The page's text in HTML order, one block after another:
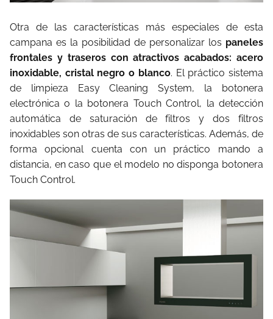
Otra de las características más especiales de esta
campana es la posibilidad de personalizar los paneles
frontales y traseros con atractivos acabados: acero
inoxidable, cristal negro o blanco. El práctico sistema
de limpieza Easy Cleaning System, la botonera
electrónica o la botonera Touch Control, la detección
automática de saturación de filtros y dos filtros
inoxidables son otras de sus características. Además, de
forma opcional cuenta con un práctico mando a
distancia, en caso que el modelo no disponga botonera
Touch Control.